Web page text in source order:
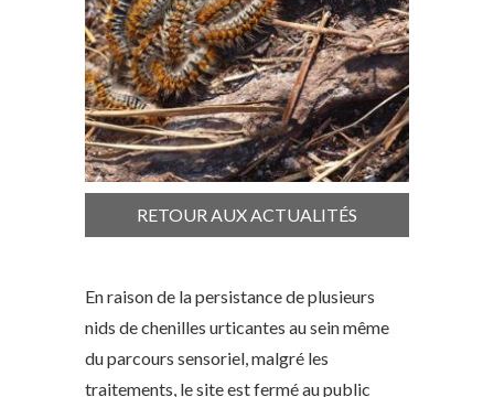
RETOUR AUX ACTUALITÉS
En raison de la persistance de plusieurs
nids de chenilles urticantes au sein même
du parcours sensoriel, malgré les
traitements, le site est fermé au public